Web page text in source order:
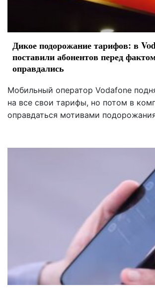
Дикое подорожание тарифов: в
поставили абонентов перед
оправдались
Мобильный оператор Vodafone
на все свои тарифы, но потом в
оправдаться мотивами